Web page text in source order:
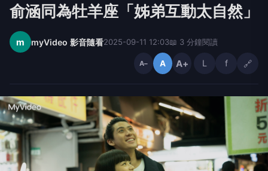
俞涵同為牡羊座「姊弟互動太自然」
m myVideo 影音隨看2025-09-11 12:03📖 3 分鐘閱讀
A− A A+ L f 🔗